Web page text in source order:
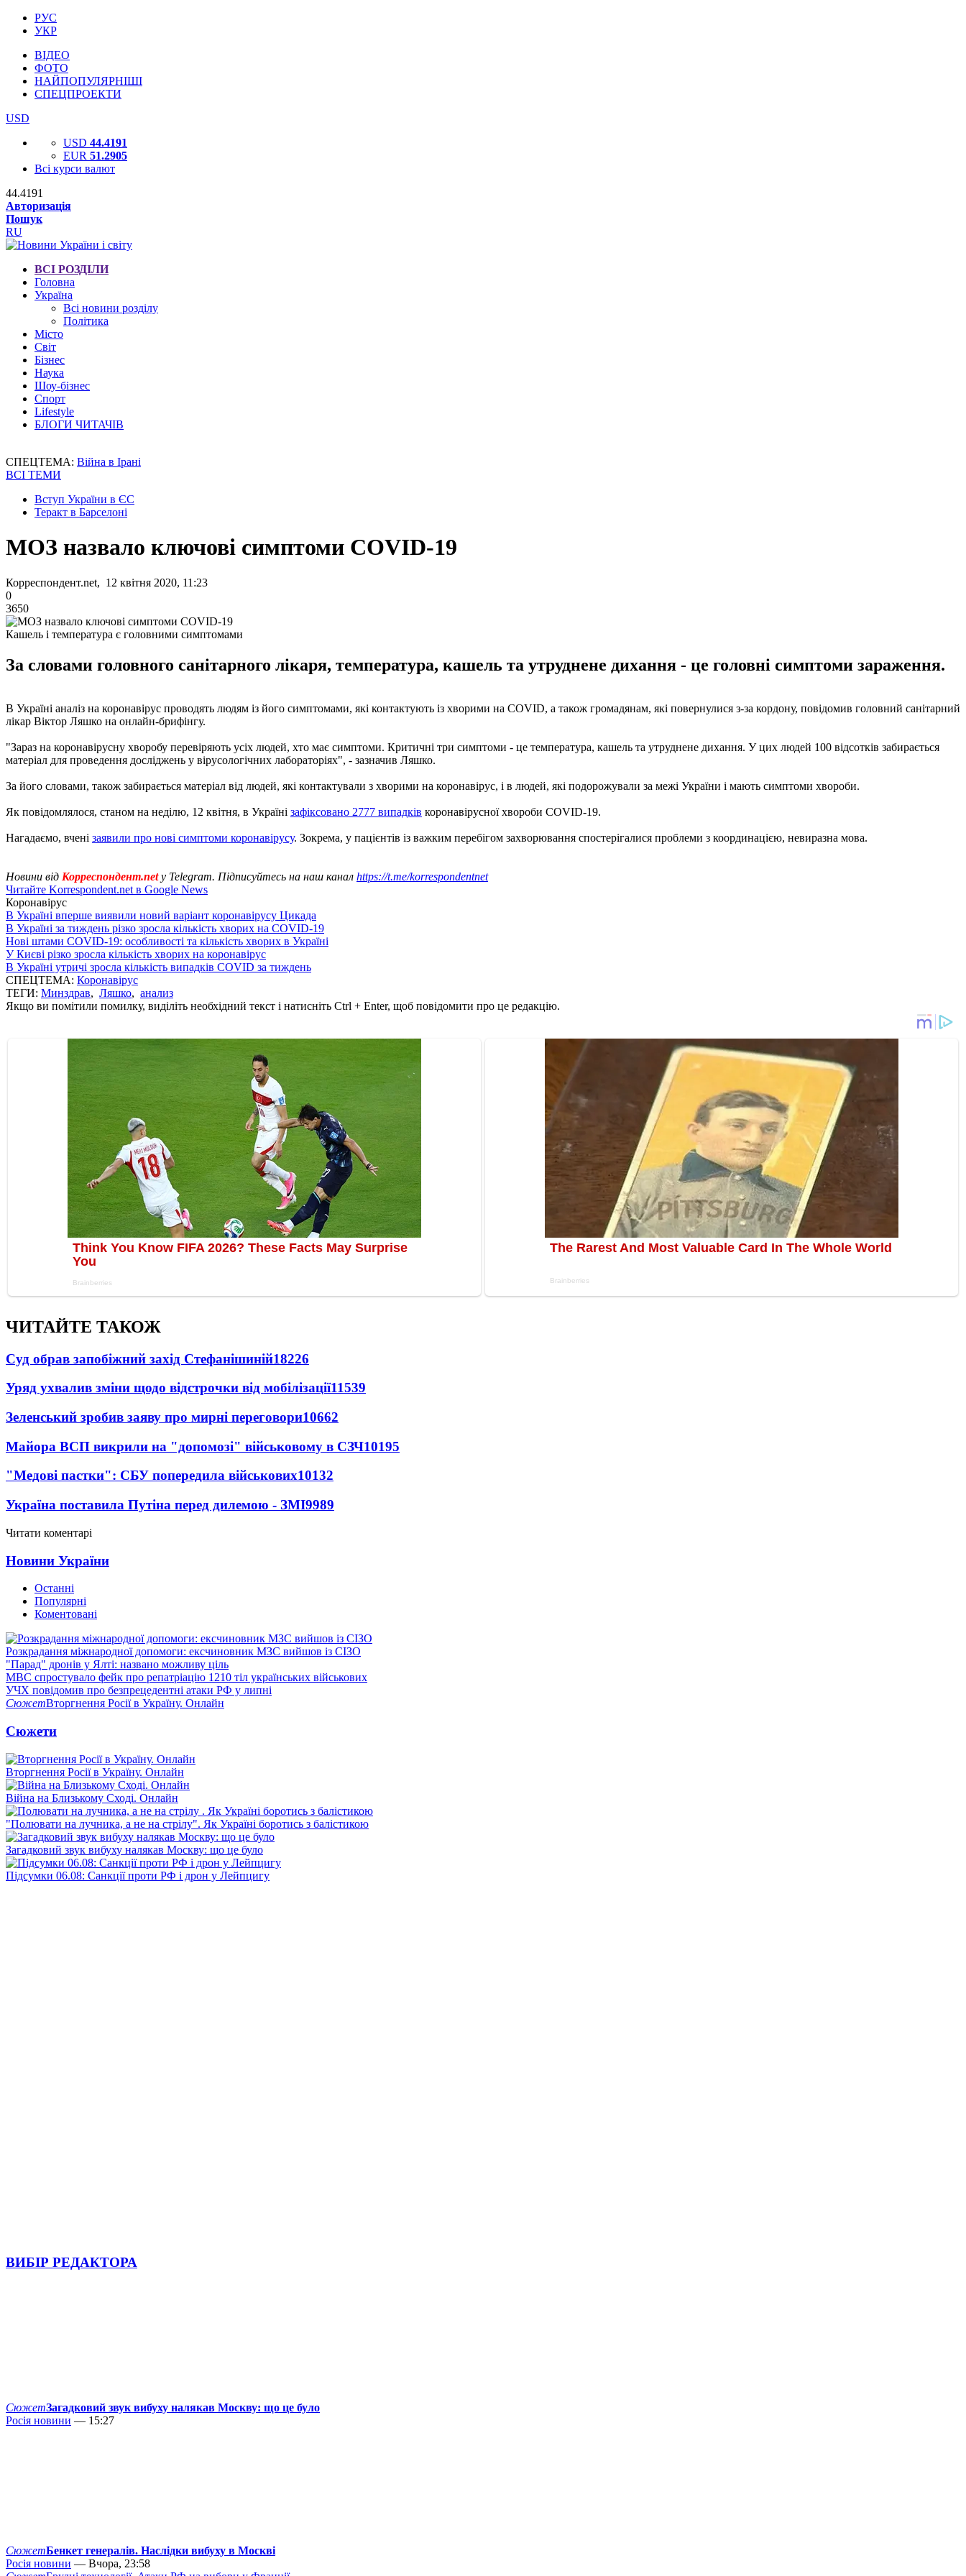
РУС
УКР
ВІДЕО
ФОТО
НАЙПОПУЛЯРНІШІ
СПЕЦПРОЕКТИ
USD
USD 44.4191
EUR 51.2905
Всі курси валют
44.4191
Авторизація
Пошук
RU
ВСІ РОЗДІЛИ
Головна
Україна
Всі новини розділу
Політика
Місто
Світ
Бізнес
Наука
Шоу-бізнес
Спорт
Lifestyle
БЛОГИ ЧИТАЧІВ
СПЕЦТЕМА: Війна в Ірані
ВСІ ТЕМИ
Вступ України в ЄС
Теракт в Барселоні
МОЗ назвало ключові симптоми COVID-19
Корреспондент.net, 12 квітня 2020, 11:23
0
3650
Кашель і температура є головними симптомами
За словами головного санітарного лікаря, температура, кашель та утруднене дихання - це головні симптоми зараження.
В Україні аналіз на коронавірус проводять людям із його симптомами, які контактують із хворими на COVID, а також громадянам, які повернулися з-за кордону, повідомив головний санітарний
лікар Віктор Ляшко на онлайн-брифінгу.
"Зараз на коронавірусну хворобу перевіряють усіх людей, хто має симптоми. Критичні три симптоми - це температура, кашель та утруднене дихання. У цих людей 100 відсотків забирається
матеріал для проведення досліджень у вірусологічних лабораторіях", - зазначив Ляшко.
За його словами, також забирається матеріал від людей, які контактували з хворими на коронавірус, і в людей, які подорожували за межі України і мають симптоми хвороби.
Як повідомлялося, станом на неділю, 12 квітня, в Україні зафіксовано 2777 випадків коронавірусної хвороби COVID-19.
Нагадаємо, вчені заявили про нові симптоми коронавірусу. Зокрема, у пацієнтів із важким перебігом захворювання спостерігалися проблеми з координацією, невиразна мова.
Новини від Корреспондент.netу Telegram. Підписуйтесь на наш канал https://t.me/korrespondentnet
Читайте Korrespondent.net в Google News
Коронавірус
В Україні вперше виявили новий варіант коронавірусу Цикада
В Україні за тиждень різко зросла кількість хворих на COVID-19
Нові штами COVID-19: особливості та кількість хворих в Україні
У Києві різко зросла кількість хворих на коронавірус
В Україні утричі зросла кількість випадків COVID за тиждень
СПЕЦТЕМА: Коронавірус
ТЕГИ: Минздрав, Ляшко, анализ
Якщо ви помітили помилку, виділіть необхідний текст і натисніть Ctrl + Enter, щоб повідомити про це редакцію.
ЧИТАЙТЕ ТАКОЖ
Суд обрав запобіжний захід Стефанішиній18226
Уряд ухвалив зміни щодо відстрочки від мобілізації11539
Зеленський зробив заяву про мирні переговори10662
Майора ВСП викрили на "допомозі" військовому в СЗЧ10195
"Медові пастки": СБУ попередила військових10132
Україна поставила Путіна перед дилемою - ЗМІ9989
Читати коментарі
Новини України
Останні
Популярні
Коментовані
Розкрадання міжнародної допомоги: ексчиновник МЗС вийшов із СІЗО
"Парад" дронів у Ялті: названо можливу ціль
МВС спростувало фейк про репатріацію 1210 тіл українських військових
УЧХ повідомив про безпрецедентні атаки РФ у липні
СюжетВторгнення Росії в Україну. Онлайн
Сюжети
Вторгнення Росії в Україну. Онлайн
Війна на Близькому Сході. Онлайн
"Полювати на лучника, а не на стрілу". Як Україні боротись з балістикою
Загадковий звук вибуху налякав Москву: що це було
Підсумки 06.08: Санкції проти РФ і дрон у Лейпцигу
ВИБІР РЕДАКТОРА
СюжетЗагадковий звук вибуху налякав Москву: що це було
Росія новини — 15:27
СюжетБенкет генералів. Наслідки вибуху в Москві
Росія новини — Вчора, 23:58